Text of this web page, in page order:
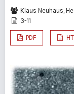
Klaus Neuhaus,
3-11
PDF